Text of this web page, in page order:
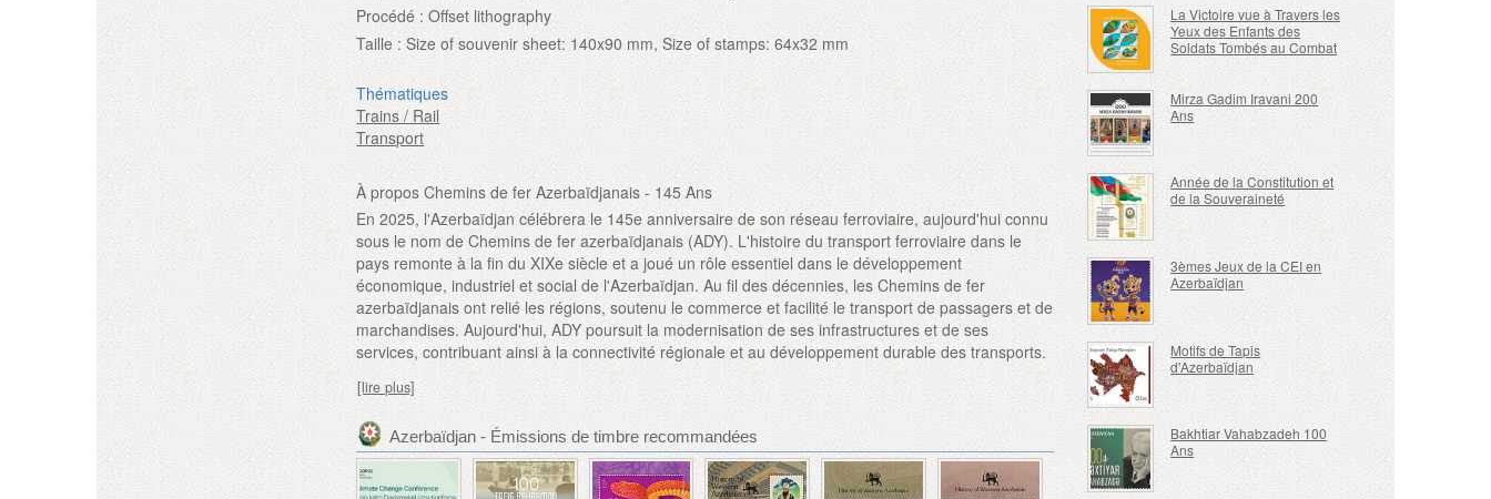
Procédé : Offset lithography
Taille : Size of souvenir sheet: 140x90 mm, Size of stamps: 64x32 mm
Thématiques
Trains / Rail
Transport
À propos Chemins de fer Azerbaïdjanais - 145 Ans
En 2025, l'Azerbaïdjan célébrera le 145e anniversaire de son réseau ferroviaire, aujourd'hui connu
sous le nom de Chemins de fer azerbaïdjanais (ADY). L'histoire du transport ferroviaire dans le
pays remonte à la fin du XIXe siècle et a joué un rôle essentiel dans le développement
économique, industriel et social de l'Azerbaïdjan. Au fil des décennies, les Chemins de fer
azerbaïdjanais ont relié les régions, soutenu le commerce et facilité le transport de passagers et de
marchandises. Aujourd'hui, ADY poursuit la modernisation de ses infrastructures et de ses
services, contribuant ainsi à la connectivité régionale et au développement durable des transports.
[lire plus]
Azerbaïdjan - Émissions de timbre recommandées
La Victoire vue à Travers les
Yeux des Enfants des
Soldats Tombés au Combat
Mirza Gadim Iravani 200
Ans
Année de la Constitution et
de la Souveraineté
3èmes Jeux de la CEI en
Azerbaïdjan
Motifs de Tapis
d'Azerbaïdjan
Bakhtiar Vahabzadeh 100
Ans